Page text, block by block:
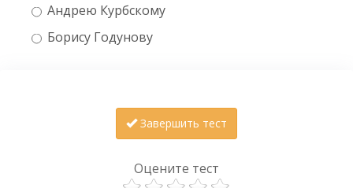
Андрею Курбскому
Борису Годунову
Завершить тест
Оцените тест